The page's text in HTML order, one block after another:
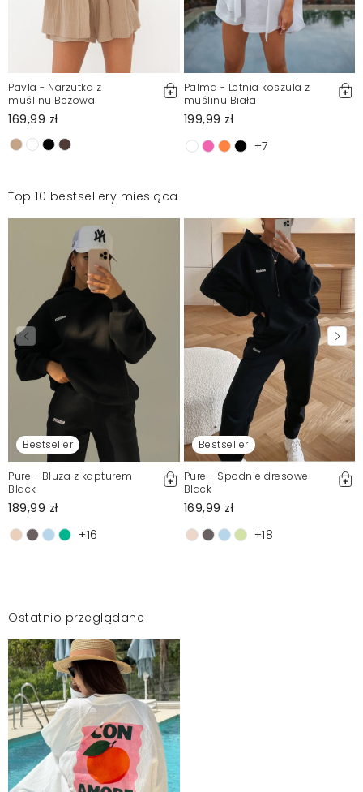
Pavla - Narzutka z
muślinu Beżowa
169,99 zł
Palma - Letnia koszula z
muślinu Biała
199,99 zł
+7
Top 10 bestsellery miesiąca
Bestseller
Pure - Bluza z kapturem
Black
189,99 zł
+16
Bestseller
Pure - Spodnie dresowe
Black
169,99 zł
+18
Ostatnio przeglądane